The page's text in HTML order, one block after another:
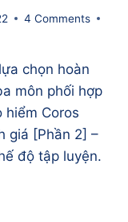
4 Comments
chọn hoàn
môn phối hợp
Coros
giá [Phần 2] –
độ tập luyện.